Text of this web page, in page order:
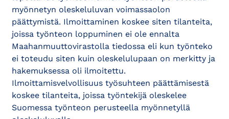
myönnetyn oleskeluluvan voimassaolon
päättymistä. Ilmoittaminen koskee siten tilanteita,
joissa työnteon loppuminen ei ole ennalta
Maahanmuuttovirastolla tiedossa eli kun työnteko
ei toteudu siten kuin oleskelulupaan on merkitty ja
hakemuksessa oli ilmoitettu.
Ilmoittamisvelvollisuus työsuhteen päättämisestä
koskee tilanteita, joissa työntekijä oleskelee
Suomessa työnteon perusteella myönnetyllä